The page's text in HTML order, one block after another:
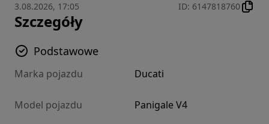
3.08.2026, 17:05 ID: 6147818760
Szczegóły
Podstawowe
Marka pojazdu Ducati
Model pojazdu Panigale V4